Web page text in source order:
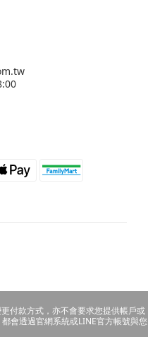
付款方式，亦不會要求您提供帳戶或
會透過官網系統或LINE官方帳號與您